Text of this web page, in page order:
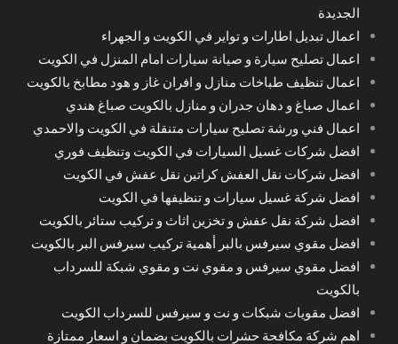
الجديدة
اعمال تبديل اطارات و تواير في الكويت و الجهراء
اعمال تصليح سيارة و صيانة سيارات امام المنزل في الكويت
اعمال تنظيف طباخات منازل و افران غاز و هود مطابخ بالكويت
اعمال صباغ و دهان جدران و منازل بالكويت صباغ هندي
اعمال فني ورشة تصليح سيارات متنقلة في الكويت والاحمدي
افضل شركات غسيل السيارات في الكويت وتنظيف فوري
افضل شركات نقل العفش كراتين نقل عفش في الكويت
افضل شركة غسيل سيارات و تنظيفها في الكويت
افضل شركة نقل عفش و تخزين اثاث و تركيب ستائر بالكويت
افضل مقوي سيرفس بالبر أهمية تركيب سيرفس البر بالكويت
افضل مقوي سيرفس و مقوي نت و مقوي شبكة للسرداب
بالكويت
افضل مقويات شبكات و نت و سيرفس للسرداب الكويت
اهم شركة مكافحة حشرات بالكويت بضمان و اسعار ممتازة